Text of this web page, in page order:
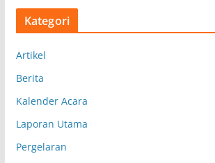
s
Kategori
Artikel
Berita
Kalender Acara
Laporan Utama
Pergelaran